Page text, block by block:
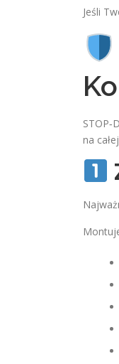
Jeśli
na